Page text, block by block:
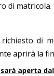
di matricola.
di
aprirà la
aperta